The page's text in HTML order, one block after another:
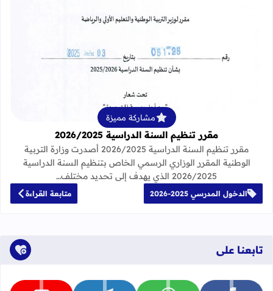
قراءة المزيد عن مقرر تنظيم السنة الدراسية
مشاركة مميزة
مقرر تنظيم السنة الدراسية 2026/2025
مقرر تنظيم السنة الدراسية 2026/2025 أصدرت وزارة التربية
الوطنية المقرر الوزاري الرسمي الخاص بتنظيم السنة الدراسية
2026/2025 الذي يهدف إلى تحديد مختلف…
الدخول المدرسي 2025-2026 متابعة القراءة
تابعنا على